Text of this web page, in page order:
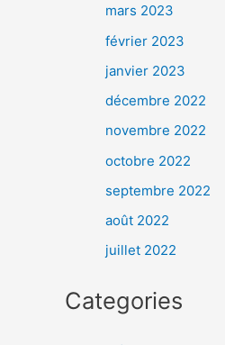
mars 2023
février 2023
janvier 2023
décembre 2022
novembre 2022
octobre 2022
septembre 2022
août 2022
juillet 2022
Categories